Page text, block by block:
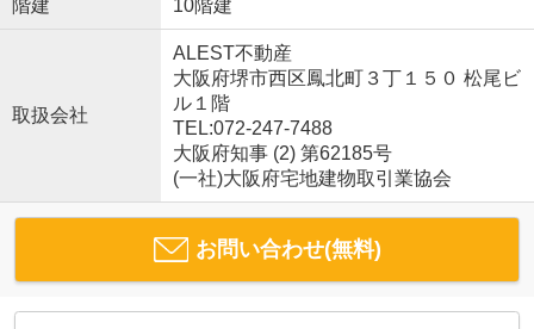
階建 10階建
取扱会社
ALEST不動産
大阪府堺市西区鳳北町３丁１５０ 松尾ビ
ル１階
TEL:072-247-7488
大阪府知事 (2) 第62185号
(一社)大阪府宅地建物取引業協会
お問い合わせ(無料)